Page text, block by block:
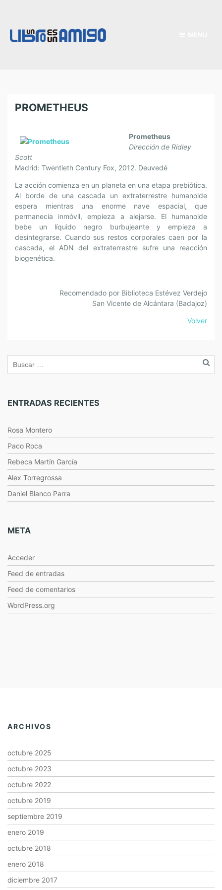
PROMETHEUS
Prometheus
Dirección de Ridley
Scott
Madrid: Twentieth Century Fox, 2012. Deuvedé
La acción comienza en un planeta en una etapa prebiótica.
Al borde de una cascada un extraterrestre humanoide
espera mientras una enorme nave espacial, que
permanecía inmóvil, empieza a alejarse. El humanoide
bebe un líquido negro burbujeante y empieza a
desintegrarse. Cuando sus restos corporales caen por la
cascada, el ADN del extraterrestre sufre una reacción
biogenética.
Recomendado por Biblioteca Estévez Verdejo
San Vicente de Alcántara (Badajoz)
Volver
ENTRADAS RECIENTES
Rosa Montero
Paco Roca
Rebeca Martín García
Alex Torregrossa
Daniel Blanco Parra
META
Acceder
Feed de entradas
Feed de comentarios
WordPress.org
ARCHIVOS
octubre 2025
octubre 2023
octubre 2022
octubre 2019
septiembre 2019
enero 2019
octubre 2018
enero 2018
diciembre 2017